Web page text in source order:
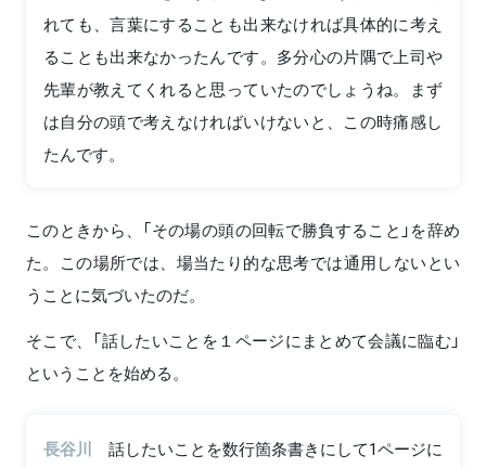
れても、言葉にすることも出来なければ具体的に考え
ることも出来なかったんです。多分心の片隅で上司や
先輩が教えてくれると思っていたのでしょうね。まず
は自分の頭で考えなければいけないと、この時痛感し
たんです。
このときから、「その場の頭の回転で勝負すること」を辞め
た。この場所では、場当たり的な思考では通用しないとい
うことに気づいたのだ。
そこで、「話したいことを１ページにまとめて会議に臨む」
ということを始める。
長谷川
話したいことを数行箇条書きにして1ページに